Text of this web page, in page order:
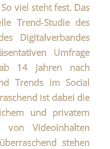
viel steht fest. Das
Trend-Studie des
Digitalverbandes
Umfrage
14 Jahren nach
Trends im Social
ist dabei die
und privatem
Videoinhalten
stehen